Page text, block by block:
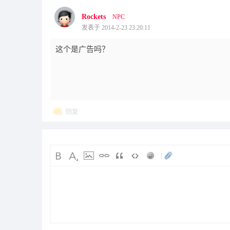
Rockets
NPC
发表于 2014-2-23 23:20:11
这个是广告吗？
回复